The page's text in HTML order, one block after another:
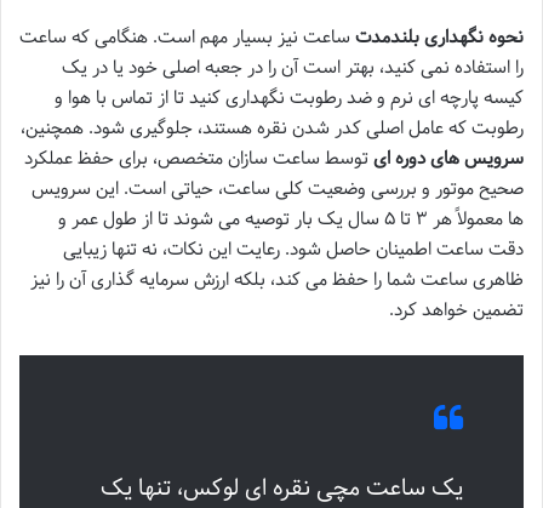
نحوه نگهداری بلندمدت ساعت نیز بسیار مهم است. هنگامی که ساعت
را استفاده نمی کنید، بهتر است آن را در جعبه اصلی خود یا در یک
کیسه پارچه ای نرم و ضد رطوبت نگهداری کنید تا از تماس با هوا و
رطوبت که عامل اصلی کدر شدن نقره هستند، جلوگیری شود. همچنین،
سرویس های دوره ای توسط ساعت سازان متخصص، برای حفظ عملکرد
صحیح موتور و بررسی وضعیت کلی ساعت، حیاتی است. این سرویس
ها معمولاً هر ۳ تا ۵ سال یک بار توصیه می شوند تا از طول عمر و
دقت ساعت اطمینان حاصل شود. رعایت این نکات، نه تنها زیبایی
ظاهری ساعت شما را حفظ می کند، بلکه ارزش سرمایه گذاری آن را نیز
تضمین خواهد کرد.
یک ساعت مچی نقره ای لوکس، تنها یک